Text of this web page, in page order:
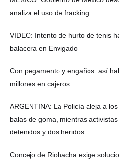
analiza el uso de fracking
VIDEO: Intento de hurto de tenis
balacera en Envigado
Con pegamento y engaños: así
millones en cajeros
ARGENTINA: La Policía aleja a
balas de goma, mientras
detenidos y dos heridos
Concejo de Riohacha exige